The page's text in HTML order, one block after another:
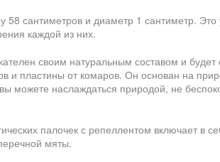
58 сантиметров и диаметр 1 сантиметр.
каждой из них.
своим натуральным составом и
и пластины от комаров. Он основан на
можете наслаждаться природой, не
палочек с репеллентом включает
мяты.